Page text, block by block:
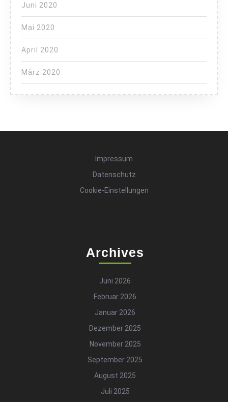
Juni 2020
Mai 2020
April 2020
März 2020
Impressum
Datenschutz
Cookie-Einstellungen
Archives
Juni 2026
Februar 2026
Januar 2026
Dezember 2025
November 2025
September 2025
August 2025
Juli 2025